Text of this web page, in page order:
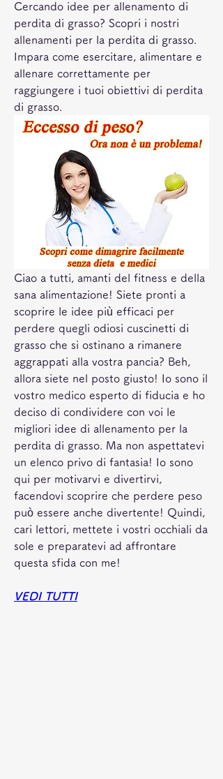
Cercando idee per allenamento di
perdita di grasso? Scopri i nostri
allenamenti per la perdita di grasso.
Impara come esercitare, alimentare e
allenare correttamente per
raggiungere i tuoi obiettivi di perdita
di grasso.
Ciao a tutti, amanti del fitness e della
sana alimentazione! Siete pronti a
scoprire le idee più efficaci per
perdere quegli odiosi cuscinetti di
grasso che si ostinano a rimanere
aggrappati alla vostra pancia? Beh,
allora siete nel posto giusto! Io sono il
vostro medico esperto di fiducia e ho
deciso di condividere con voi le
migliori idee di allenamento per la
perdita di grasso. Ma non aspettatevi
un elenco privo di fantasia! Io sono
qui per motivarvi e divertirvi,
facendovi scoprire che perdere peso
può essere anche divertente! Quindi,
cari lettori, mettete i vostri occhiali da
sole e preparatevi ad affrontare
questa sfida con me!
VEDI TUTTI